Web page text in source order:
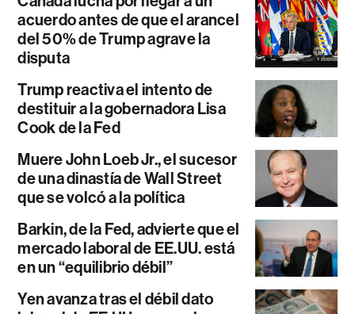
acuerdo antes de que el arancel
del 50% de Trump agrave la
disputa
Trump reactiva el intento de
destituir a la gobernadora Lisa
Cook de la Fed
Muere John Loeb Jr., el sucesor
de una dinastía de Wall Street
que se volcó a la política
Barkin, de la Fed, advierte que el
mercado laboral de EE.UU. está
en un “equilibrio débil”
Yen avanza tras el débil dato